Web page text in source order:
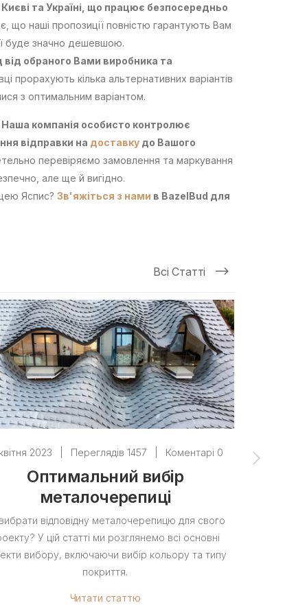
та Україні, що працює безпосередньо
що наші пропозиції повністю гарантують Вам
буде значно дешевшою.
обраного Вами виробника та
прорахують кілька альтернативних варіантів
з оптимальним варіантом.
Наша компанія особисто контролює
відправки на доставку до Вашого
перевіряємо замовлення та маркування
але ще й вигідно.
Яспис? Зв'яжіться з нами в BazelBud для
Всі Статті
2023 Переглядів 1457 Коментарі 0
Оптимальний вибір
металочерепиці
відповідну металочерепицю для свого
У цій статті ми розглянемо всі основні
вибору, включаючи вибір кольору та типу
покриття.
Читати статтю
14